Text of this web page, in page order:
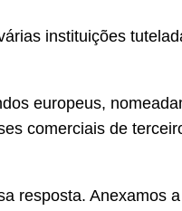
instituições
europeus,
comerciais de
resposta. Anexamos